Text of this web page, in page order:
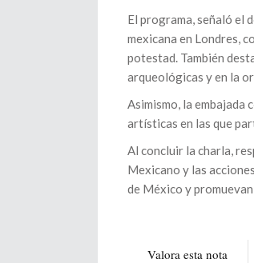
El programa, señaló el
mexicana en Londres,
potestad. También
arqueológicas y en la
Asimismo, la
artísticas en las que
Al concluir la charla,
Mexicano y las
de México y
Valora esta nota